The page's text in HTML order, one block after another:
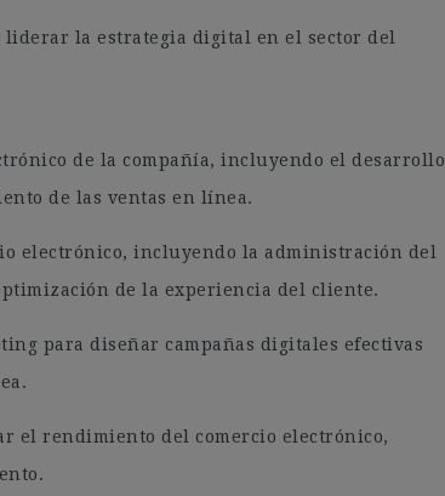
liderar la estrategia digital en el sector del
de la compañía, incluyendo el desarrollo
de las ventas en línea.
electrónico, incluyendo la administración del
de la experiencia del cliente.
para diseñar campañas digitales efectivas
el rendimiento del comercio electrónico,